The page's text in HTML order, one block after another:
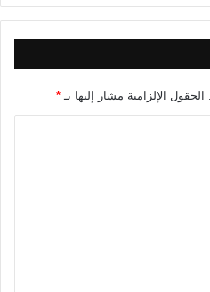
الحقول الإلزامية مشار إليها بـ *